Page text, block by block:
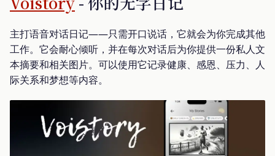
主打语音对话日记——只需开口说话，它就会为你完成其他
工作。它会耐心倾听，并在每次对话后为你提供一份私人文
本摘要和相关图片。可以使用它记录健康、感恩、压力、人
际关系和梦想等内容。